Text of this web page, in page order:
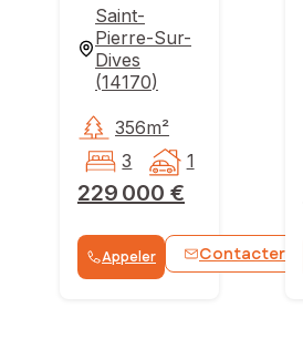
Saint-
Pierre-Sur-
Dives
(14170)
229 000 €
356m²
3
1
Appeler Contacter